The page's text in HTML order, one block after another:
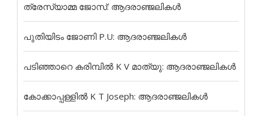
ത്രേസ്യാമ്മ ജോസ്: ആദരാഞ്ജലികൾ
പുതിയിടം ജോണി P.U: ആദരാഞ്ജലികൾ
പടിഞ്ഞാറെ കരിമ്പിൽ K V മാത്യു: ആദരാഞ്ജലികൾ
കോക്കാപ്പള്ളിൽ K T Joseph: ആദരാഞ്ജലികൾ